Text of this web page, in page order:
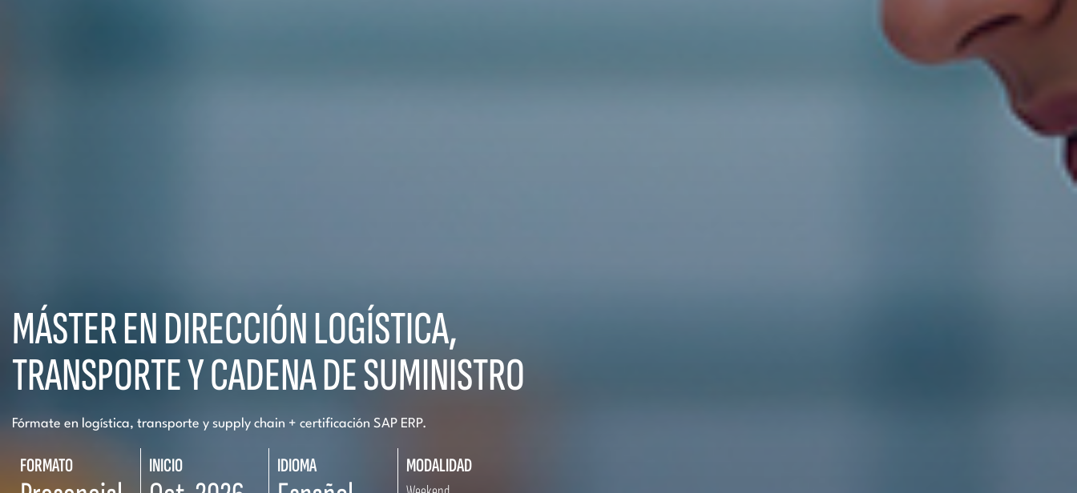
MÁSTER EN DIRECCIÓN LOGÍSTICA,
TRANSPORTE Y CADENA DE SUMINISTRO
Fórmate en logística, transporte y supply chain + certificación SAP ERP.
FORMATO INICIO IDIOMA MODALIDAD